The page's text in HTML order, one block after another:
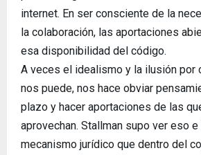
internet. En ser consciente de la
la colaboración, las aportaciones
esa disponibilidad del código.
A veces el idealismo y la ilusión por
nos puede, nos hace obviar
plazo y hacer aportaciones de las
aprovechan. Stallman supo ver eso e
mecanismo jurídico que dentro del